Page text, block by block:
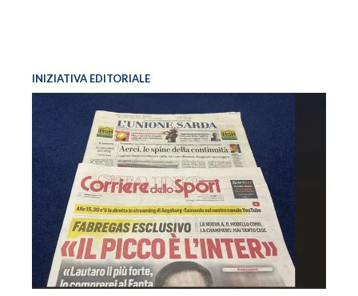
INIZIATIVA EDITORIALE